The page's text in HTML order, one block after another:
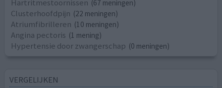
Hartritmestoornissen (67 meningen)
Clusterhoofdpijn (22 meningen)
Atriumfibrilleren (10 meningen)
Angina pectoris (1 mening)
Hypertensie door zwangerschap (0 meningen)
VERGELIJKEN